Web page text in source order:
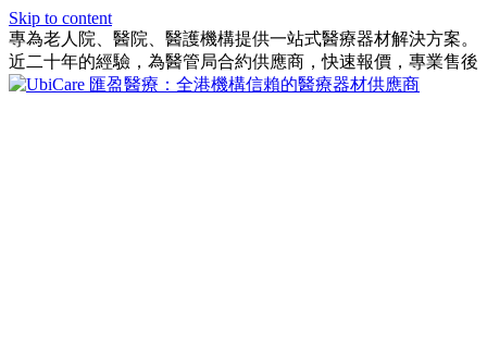
Skip to content
專為老人院、醫院、醫護機構提供一站式醫療器材解決方案。
近二十年的經驗，為醫管局合約供應商，快速報價，專業售後